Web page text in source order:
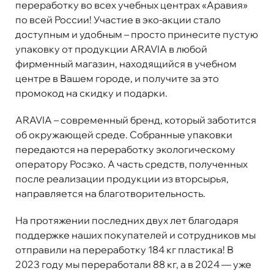
переработку во всех учебных центрах «Аравия»
по всей России! Участие в эко-акции стало
доступным и удобным – просто принесите пустую
упаковку от продукции ARAVIA в любой
фирменный магазин, находящийся в учебном
центре в Вашем городе, и получите за это
промокод на скидку и подарки.
ARAVIA – современный бренд, который заботится
об окружающей среде. Собранные упаковки
передаются на переработку экологическому
оператору Росэко. А часть средств, полученных
после реализации продукции из вторсырья,
направляется на благотворительность.
На протяжении последних двух лет благодаря
поддержке наших покупателей и сотрудников мы
отправили на переработку 184 кг пластика! В
2023 году мы переработали 88 кг, а в 2024 — уже